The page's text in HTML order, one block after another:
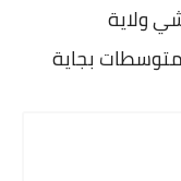
ولاية
: متوسطات بجاية